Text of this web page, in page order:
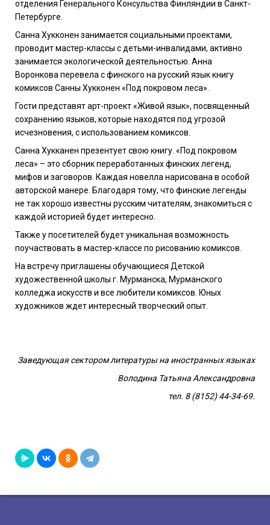
отделения Генерального Консульства Финляндии в Санкт-
Петербурге.
Санна Хукконен занимается социальными проектами,
проводит мастер-классы с детьми-инвалидами, активно
занимается экологической деятельностью. Анна
Воронкова перевела с финского на русский язык книгу
комиксов Санны Хукконен «Под покровом леса».
Гости представят арт-проект «Живой язык», посвященный
сохранению языков, которые находятся под угрозой
исчезновения, с использованием комиксов.
Санна Хукканен презентует свою книгу. «Под покровом
леса» – это сборник переработанных финских легенд,
мифов и заговоров. Каждая новелла нарисована в особой
авторской манере. Благодаря тому, что финские легенды
не так хорошо известны русским читателям, знакомиться с
каждой историей будет интересно.
Также у посетителей будет уникальная возможность
поучаствовать в мастер-классе по рисованию комиксов.
На встречу приглашены обучающиеся Детской
художественной школы г. Мурманска, Мурманского
колледжа искусств и все любители комиксов. Юных
художников ждет интересный творческий опыт.
Заведующая сектором литературы на иностранных языках
Володина Татьяна Александровна
тел. 8 (8152) 44-34-69.